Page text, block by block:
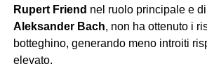
Rupert Friend nel ruolo principale e
Aleksander Bach, non ha ottenuto i
botteghino, generando meno introiti
elevato.